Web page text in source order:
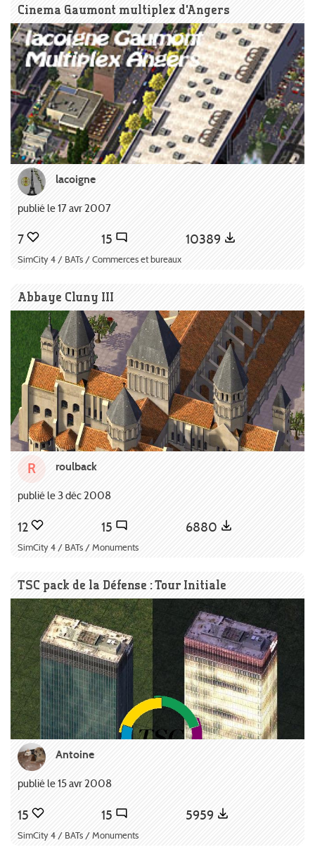
Cinema Gaumont multiplex d'Angers
lacoigne
publié le 17 avr 2007
7 15 10389
SimCity 4 / BATs / Commerces et bureaux
Abbaye Cluny III
R roulback
publié le 3 déc 2008
12 15 6880
SimCity 4 / BATs / Monuments
TSC pack de la Défense : Tour Initiale
Antoine
publié le 15 avr 2008
15 15 5959
SimCity 4 / BATs / Monuments